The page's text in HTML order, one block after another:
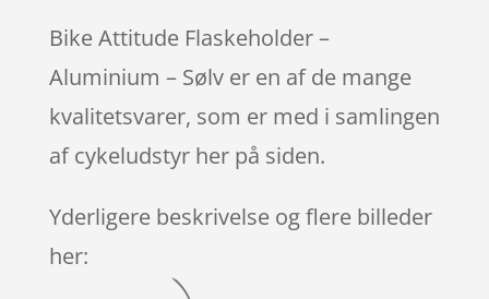
ømmels
er
Bike Attitude Flaskeholder –
Aluminium – Sølv er en af de mange
kvalitetsvarer, som er med i samlingen
af cykeludstyr her på siden.
Yderligere beskrivelse og flere billeder
her: